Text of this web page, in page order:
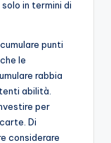
in termini di
punti
le
rabbia
abilità.
per
Di
considerare